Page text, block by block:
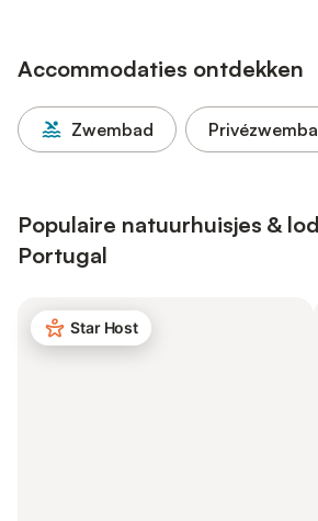
Accommodaties ontdekken
Zwembad
Populaire natuurhuisjes &
Portugal
Star Host